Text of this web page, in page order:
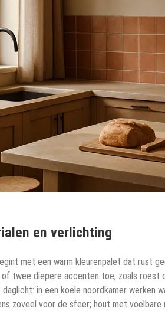
en verlichting
met een warm kleurenpalet dat rust
of twee diepere accenten toe, zoals
in een koele noordkamer werken
zoveel voor de sfeer; hout met